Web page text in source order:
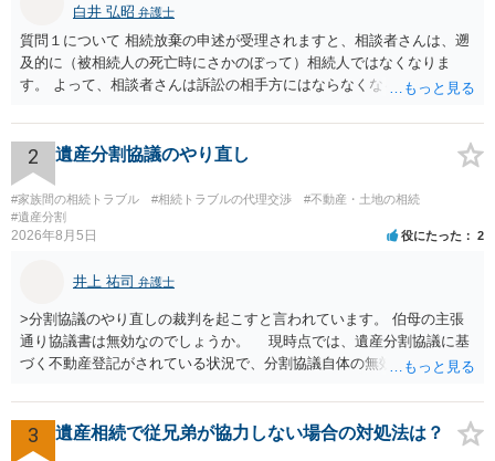
白井 弘昭 弁護士
質問１について 相続放棄の申述が受理されますと、相談者さんは、遡
及的に（被相続人の死亡時にさかのぼって）相続人ではなくなりま
す。 よって、相談者さんは訴訟の相手方にはならなくなるので（明け
理証明を家庭裁判所で取得し、コピーを答弁書に添えて裁判所に提出
してください。 質問２について 請求棄却を求める答弁書を提出すれ
ば、第１回期日は出席する必要がありません。その日は差支え（用事
があり出席できない）との記載で十分です。 質問３について 弁護士で
はないので、ｍｉｎｔｓでの提出の必要は無いと思います。郵送（期
限までに届けばよい）で十分です。 詳細は、書面記載の裁判所書記官
2 遺産分割協議のやり直し
#家族間の相続トラブル #相続トラブルの代理交渉
#不動産・土地の相続
#遺産分割
2026年8月5日 役にたった 2
井上 祐司 弁護士
>分割協議のやり直しの裁判を起こすと言われています。 伯母の主張
通り協議書は無効なのでしょうか。 現時点では、遺産分割協議に基
づく不動産登記がされている状況で、分割協議自体の無効を裁判所が
方の訴訟の主張及び立証次第ですが、 ・御祖母様の認知能力に関する
医師の意見書、筆跡鑑定 が提出されればその効力が否定される可能性
はありますが、 ・伯母様自身が分割協議に加わっていること ・御祖母
3 遺産相続で従兄弟が協力しない場合の対処法は？